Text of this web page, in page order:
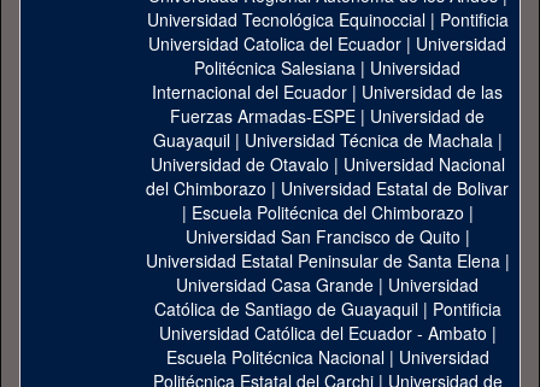
Universidad Tecnológica Equinoccial| Pontificia
Universidad Catolica del Ecuador | Universidad
Politécnica Salesiana | Universidad
Internacional del Ecuador | Universidad de las
Fuerzas Armadas-ESPE | Universidad de
Guayaquil| Universidad Técnica de Machala|
Universidad de Otavalo | Universidad Nacional
del Chimborazo | Universidad Estatal de Bolivar
| Escuela Politécnica del Chimborazo |
Universidad San Francisco de Quito |
Universidad Estatal Peninsular de Santa Elena|
Universidad Casa Grande | Universidad
Católica de Santiago de Guayaquil| Pontificia
Universidad Católica del Ecuador - Ambato |
Escuela Politécnica Nacional| Universidad
Politécnica Estatal del Carchi| Universidad de